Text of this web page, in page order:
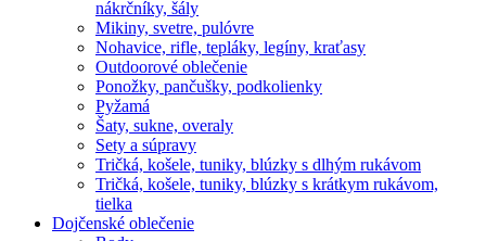
nákrčníky, šály
Mikiny, svetre, pulóvre
Nohavice, rifle, tepláky, legíny, kraťasy
Outdoorové oblečenie
Ponožky, pančušky, podkolienky
Pyžamá
Šaty, sukne, overaly
Sety a súpravy
Tričká, košele, tuniky, blúzky s dlhým rukávom
Tričká, košele, tuniky, blúzky s krátkym rukávom,
tielka
Dojčenské oblečenie